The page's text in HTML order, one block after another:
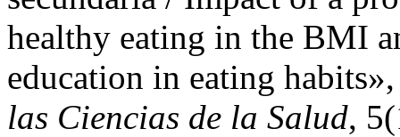
healthy eating in the BMI
education in eating
las Ciencias de la Salud,